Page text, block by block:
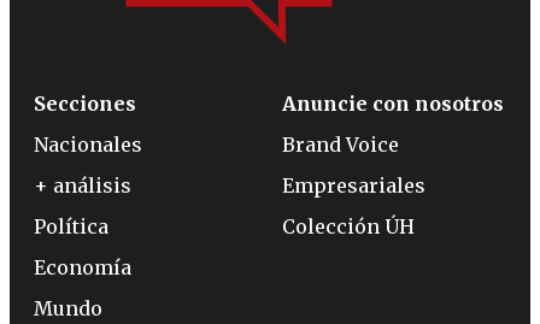
Secciones
Nacionales
+ análisis
Política
Economía
Mundo
Anuncie con nosotros
Brand Voice
Empresariales
Colección ÚH